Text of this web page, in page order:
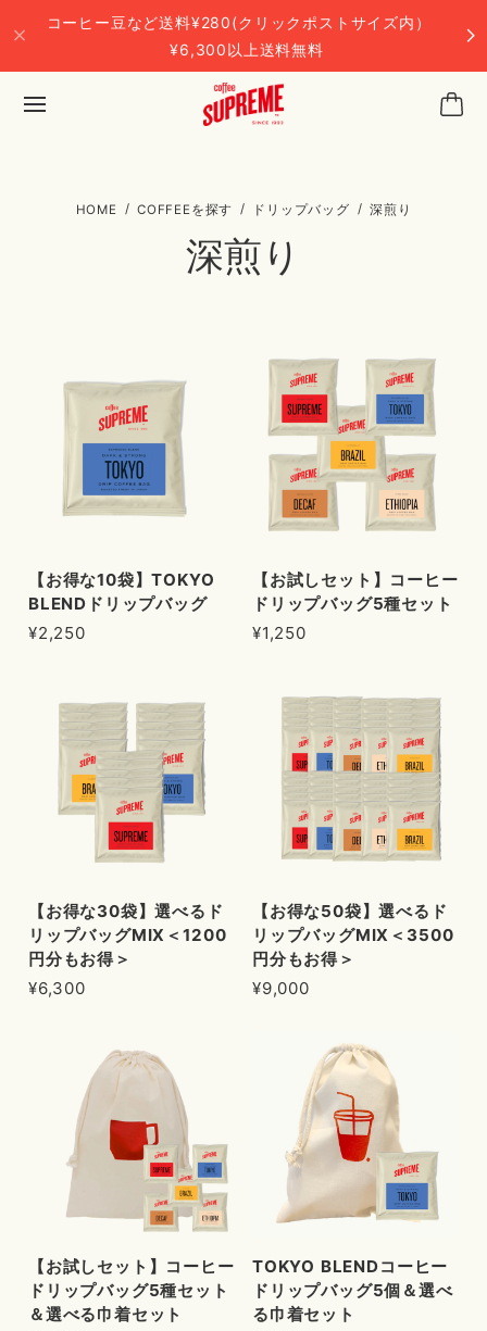
コーヒー豆など送料¥280(クリックポストサイズ内）
¥6,300以上送料無料
COFFEEを探す ドリップバッグ 深煎り
深煎り
【お得な10袋】TOKYO
BLENDドリップバッグ
¥2,250
【お試しセット】コーヒー
ドリップバッグ5種セット
¥1,250
【お得な30袋】選べるド
リップバッグMIX＜1200
円分もお得＞
¥6,300
【お得な50袋】選べるド
リップバッグMIX＜3500
円分もお得＞
¥9,000
【お試しセット】コーヒー
ドリップバッグ5種セット
＆選べる巾着セット
TOKYO BLENDコーヒー
ドリップバッグ5個＆選べ
る巾着セット